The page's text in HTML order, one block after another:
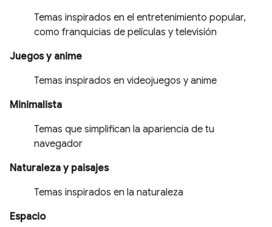
Temas inspirados en el entretenimiento popular,
como franquicias de películas y televisión
Juegos y anime
Temas inspirados en videojuegos y anime
Minimalista
Temas que simplifican la apariencia de tu
navegador
Naturaleza y paisajes
Temas inspirados en la naturaleza
Espacio